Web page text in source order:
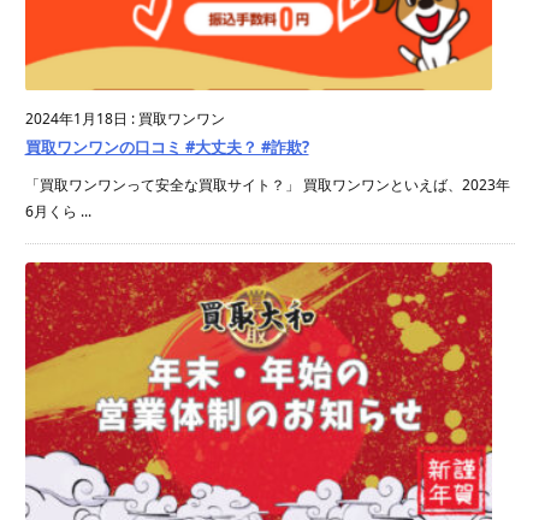
2024年1月18日 : 買取ワンワン
買取ワンワンの口コミ #大丈夫？ #詐欺?
「買取ワンワンって安全な買取サイト？」 買取ワンワンといえば、2023年
6月くら ...